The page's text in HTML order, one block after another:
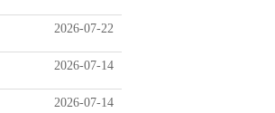
2026-07-22
2026-07-14
2026-07-14